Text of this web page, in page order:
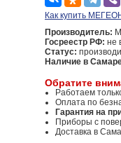
Как купить
Производитель:
Госреестр РФ: не
Статус:
Наличие в
Обратите
Работаем
Оплата по
Гарантия на
Приборы с
Доставка в